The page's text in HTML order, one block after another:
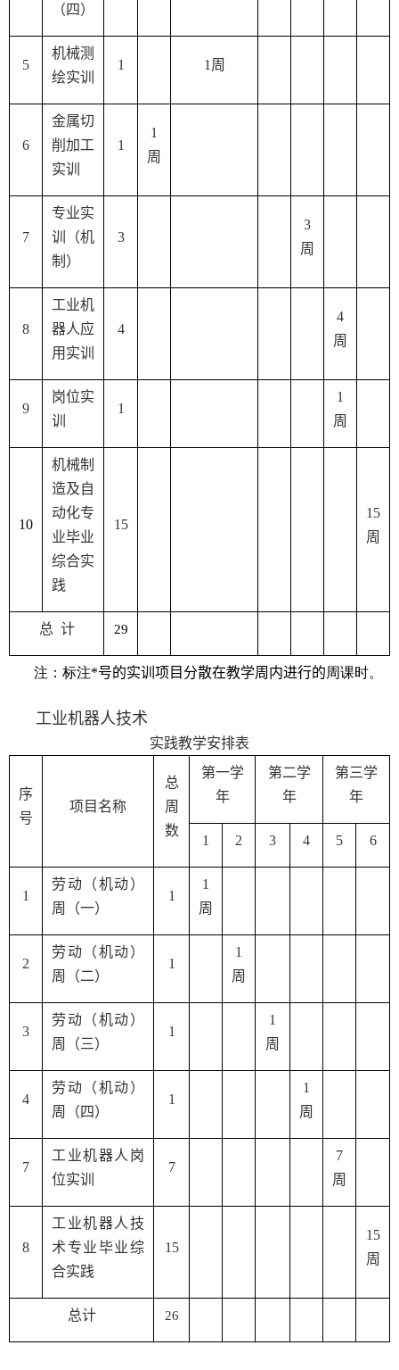
（四）
5
机械测
绘实训
1 1 周
6
金属切
削加工
实训
1
1
周
7
专业实
训（机
制）
3
3
周
8
工业机
器人应
用实训
4
4
周
9
岗位实
训
1
1
周
10
机械制
造及自
动化专
业毕业
综合实
践
15
15
周
总 计 29
注：标注*号的实训项目分散在教学周内进行的周课时。
工业机器人技术
实践教学安排表
序
号
项目名称
总
周
数
第一学
年
第二学
年
第三学
年
1 2 3 4 5 6
1
劳动（机动）
周（一）
1
1
周
2
劳动（机动）
周（二）
1
1
周
3
劳动（机动）
周（三）
1
1
周
4
劳动（机动）
周（四）
1
1
周
7
工业机器人岗
位实训
7
7
周
8
工业机器人技
术专业毕业综
合实践
15
15
周
总计 26